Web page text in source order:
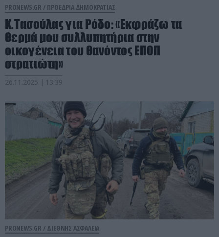
PRONEWS.GR / ΠΡΟΕΔΡΙΑ ΔΗΜΟΚΡΑΤΙΑΣ
Κ.Τασούλας για Ρόδο: «Εκφράζω τα
θερμά μου συλλυπητήρια στην
οικογένεια του θανόντος ΕΠΟΠ
στρατιώτη»
26.11.2025 | 13:39
PRONEWS.GR / ΔΙΕΘΝΗΣ ΑΣΦΑΛΕΙΑ